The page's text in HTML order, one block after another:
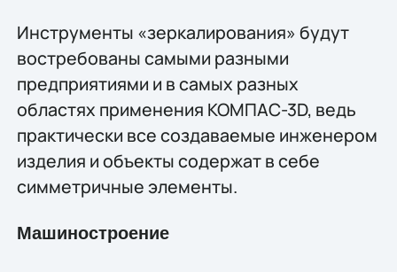
Инструменты «зеркалирования» будут
востребованы самыми разными
предприятиями и в самых разных
областях применения КОМПАС-3D, ведь
практически все создаваемые инженером
изделия и объекты содержат в себе
симметричные элементы.
Машиностроение